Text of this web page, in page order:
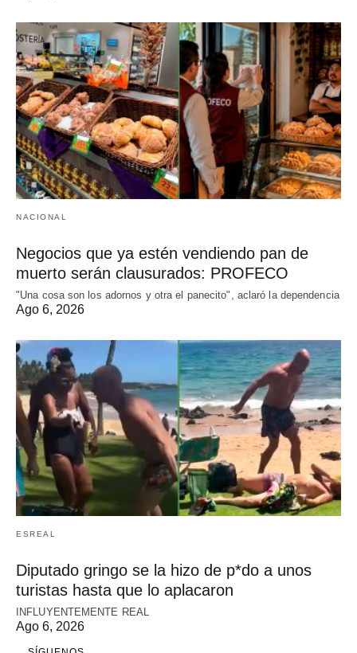
NACIONAL
Negocios que ya estén vendiendo pan de
muerto serán clausurados: PROFECO
"Una cosa son los adornos y otra el panecito", aclaró la dependencia
Ago 6, 2026
ESREAL
Diputado gringo se la hizo de p*do a unos
turistas hasta que lo aplacaron
INFLUYENTEMENTE REAL
Ago 6, 2026